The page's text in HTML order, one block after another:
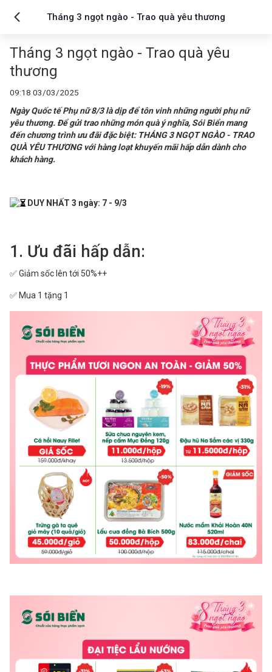
Tháng 3 ngọt ngào - Trao quà yêu thương
Tháng 3 ngọt ngào - Trao quà yêu
thương
09:18 03/03/2025
Ngày Quốc tế Phụ nữ 8/3 là dịp để tôn vinh những người phụ nữ
yêu thương. Để gửi trao những món quà ý nghĩa, Sói Biển mang
đến chương trình ưu đãi đặc biệt: THÁNG 3 NGỌT NGÀO - TRAO
QUÀ YÊU THƯƠNG với hàng loạt khuyến mãi hấp dẫn dành cho
khách hàng.
DUY NHẤT 3 ngày: 7 - 9/3
1. Ưu đãi hấp dẫn:
✅ Giảm sốc lên tới 50%++
✅ Mua 1 tặng 1